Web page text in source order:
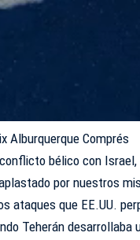
Alburquerque Comprés
bélico con
por nuestros
ataques que EE.UU.
Teherán desarrollaba